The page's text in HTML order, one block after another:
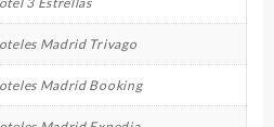
Madrid Trivago
Madrid Booking